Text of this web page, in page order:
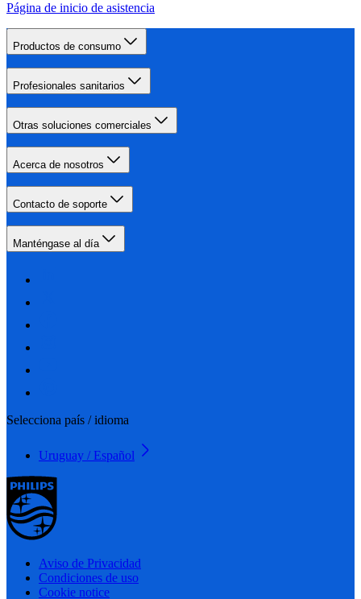
Página de inicio de asistencia
Productos de consumo
Profesionales sanitarios
Otras soluciones comerciales
Acerca de nosotros
Contacto de soporte
Manténgase al día
Selecciona país / idioma
Uruguay / Español
Aviso de Privacidad
Condiciones de uso
Cookie notice